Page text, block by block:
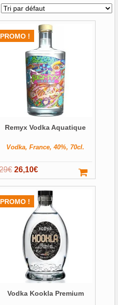
PROMO !
Remyx Vodka Aquatique
Vodka, France, 40%, 70cl.
€ Le
prix
était :
29€.
26,10€Le
prix
actuel
est :
26,10€.
PROMO !
Vodka Kookla Premium